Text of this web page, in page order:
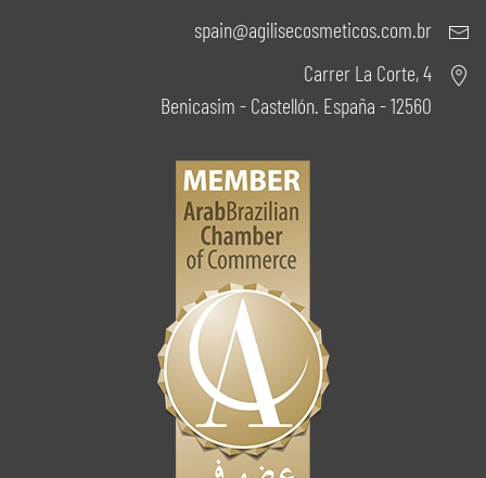
spain@agilisecosmeticos.com.br
Carrer La Corte, 4
12560 - Benicasim - Castellón. España